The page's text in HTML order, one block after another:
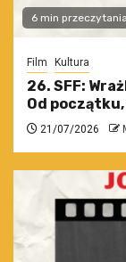
6 min przeczytania
Film Kultura
26. SFF:
Od
21/07/2026